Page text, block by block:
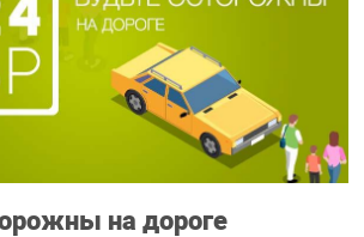
на дороге